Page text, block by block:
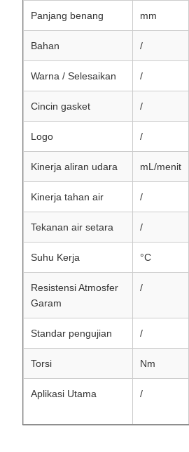
Panjang benang mm
Bahan /
Warna / Selesaikan /
Cincin gasket /
Logo /
Kinerja aliran udara mL/menit
Kinerja tahan air /
Tekanan air setara /
Suhu Kerja °C
Resistensi Atmosfer
Garam
/
Standar pengujian /
Torsi Nm
Aplikasi Utama /